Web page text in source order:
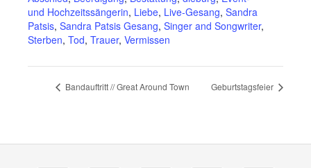
und Hochzeitssängerin, Liebe, Live-Gesang, Sandra
Patsis, Sandra Patsis Gesang, Singer and Songwriter,
Sterben, Tod, Trauer, Vermissen
Bandauftritt // Great Around Town Geburtstagsfeier